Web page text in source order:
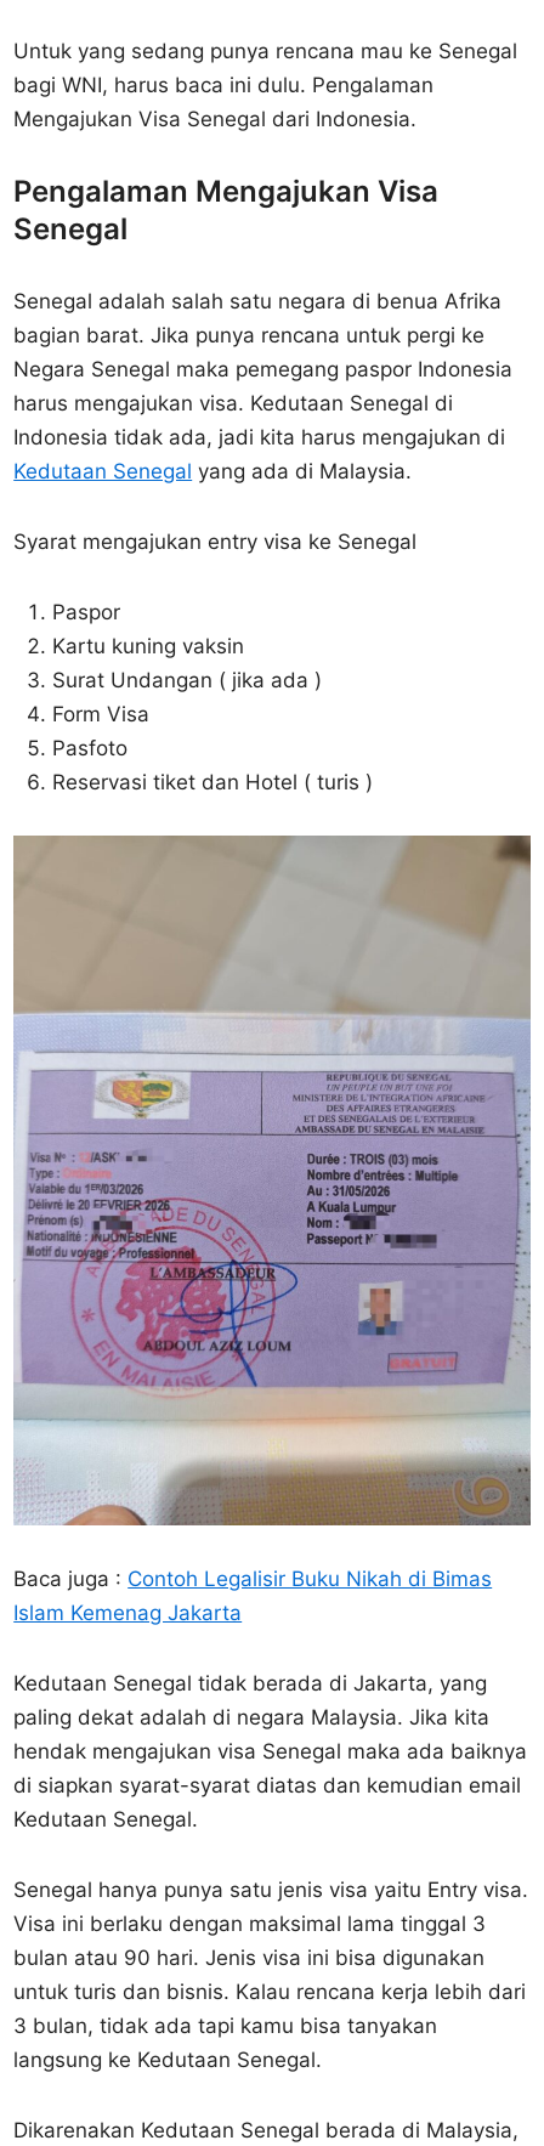
Untuk yang sedang punya rencana mau ke Senegal
bagi WNI, harus baca ini dulu. Pengalaman
Mengajukan Visa Senegal dari Indonesia.
Pengalaman Mengajukan Visa
Senegal
Senegal adalah salah satu negara di benua Afrika
bagian barat. Jika punya rencana untuk pergi ke
Negara Senegal maka pemegang paspor Indonesia
harus mengajukan visa. Kedutaan Senegal di
Indonesia tidak ada, jadi kita harus mengajukan di
Kedutaan Senegal yang ada di Malaysia.
Syarat mengajukan entry visa ke Senegal
Paspor
Kartu kuning vaksin
Surat Undangan ( jika ada )
Form Visa
Pasfoto
Reservasi tiket dan Hotel ( turis )
Baca juga : Contoh Legalisir Buku Nikah di Bimas
Islam Kemenag Jakarta
Kedutaan Senegal tidak berada di Jakarta, yang
paling dekat adalah di negara Malaysia. Jika kita
hendak mengajukan visa Senegal maka ada baiknya
di siapkan syarat-syarat diatas dan kemudian email
Kedutaan Senegal.
Senegal hanya punya satu jenis visa yaitu Entry visa.
Visa ini berlaku dengan maksimal lama tinggal 3
bulan atau 90 hari. Jenis visa ini bisa digunakan
untuk turis dan bisnis. Kalau rencana kerja lebih dari
3 bulan, tidak ada tapi kamu bisa tanyakan
langsung ke Kedutaan Senegal.
Dikarenakan Kedutaan Senegal berada di Malaysia,